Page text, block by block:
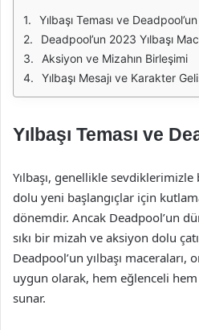
Yılbaşı Teması ve
Deadpool’un 2023 Yılbaşı
Aksiyon ve Mizahın Birleşimi
Yılbaşı Mesajı ve Karakter
Yılbaşı Teması ve
Yılbaşı, genellikle
dolu yeni başlangıçlar için
dönemdir. Ancak Deadpool’un
sıkı bir mizah ve aksiyon dolu
Deadpool’un yılbaşı maceraları,
uygun olarak, hem eğlenceli
sunar.